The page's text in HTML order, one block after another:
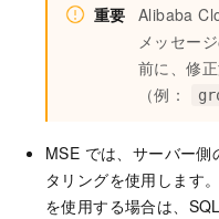
重要 Alibaba
メッセー
前に、修
（例：
MSE では、サーバー
タリングを使用します
を使用する場合は、